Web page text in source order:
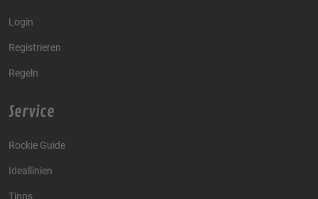
Login
Registrieren
Regeln
Service
Rockie Guide
Ideallinien
Tipps